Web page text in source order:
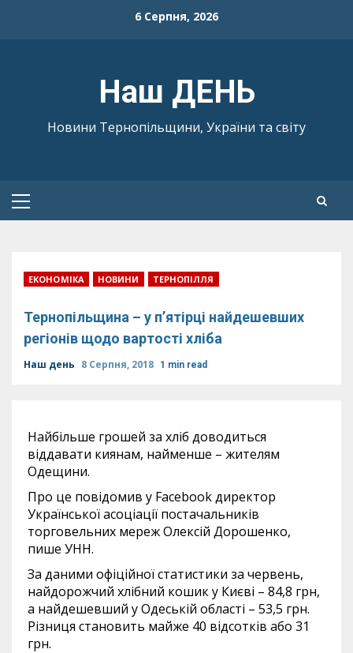
6 Серпня, 2026
Наш ДЕНЬ
Новини Тернопільщини, України та світу
Primary
ЕКОНОМІКА НОВИНИ ТЕРНОПІЛЛЯ
Тернопільщина – у п’ятірці найдешевших
регіонів щодо вартості хліба
Наш день 8 Серпня, 2018 1 min read
Найбільше грошей за хліб доводиться
віддавати киянам, найменше – жителям
Одещини.
Про це повідомив у Facebook директор
Української асоціації постачальників
торговельних мереж Олексій Дорошенко,
пише УНН.
За даними офіційної статистики за червень,
найдорожчий хлібний кошик у Києві – 84,8 грн,
а найдешевший у Одеській області – 53,5 грн.
Різниця становить майже 40 відсотків або 31
грн.